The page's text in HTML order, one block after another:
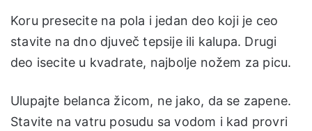
Koru presecite na pola i jedan deo koji je ceo
stavite na dno djuveč tepsije ili kalupa. Drugi
deo isecite u kvadrate, najbolje nožem za picu.
Ulupajte belanca žicom, ne jako, da se zapene.
Stavite na vatru posudu sa vodom i kad provri